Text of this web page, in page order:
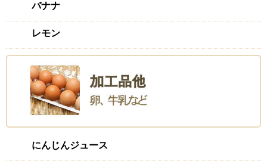
バナナ
レモン
にんじんジュース